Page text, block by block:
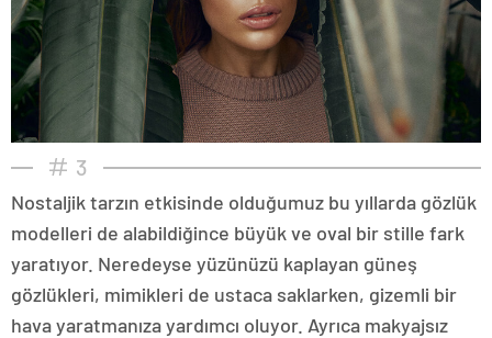
3
Nostaljik tarzın etkisinde olduğumuz bu yıllarda gözlük
modelleri de alabildiğince büyük ve oval bir stille fark
yaratıyor. Neredeyse yüzünüzü kaplayan güneş
gözlükleri, mimikleri de ustaca saklarken, gizemli bir
hava yaratmanıza yardımcı oluyor. Ayrıca makyajsız